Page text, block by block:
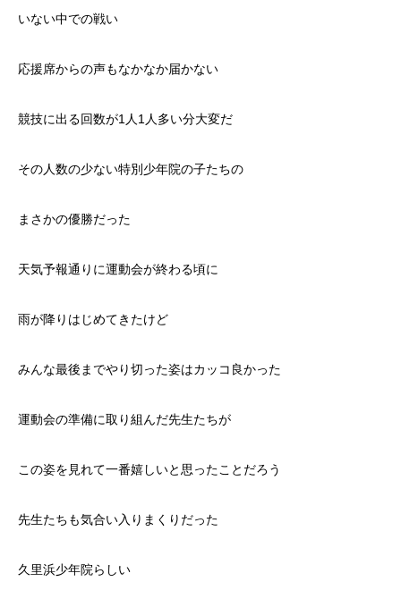
いない中での戦い
応援席からの声もなかなか届かない
競技に出る回数が1人1人多い分大変だ
その人数の少ない特別少年院の子たちの
まさかの優勝だった
天気予報通りに運動会が終わる頃に
雨が降りはじめてきたけど
みんな最後までやり切った姿はカッコ良かった
運動会の準備に取り組んだ先生たちが
この姿を見れて一番嬉しいと思ったことだろう
先生たちも気合い入りまくりだった
久里浜少年院らしい